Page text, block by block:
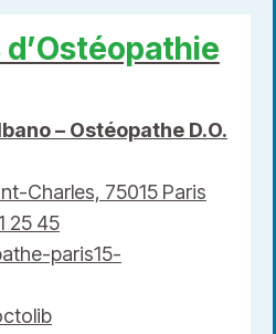
– Ostéopathe D.O.
Charles, 75015 Paris
25 45
paris15-